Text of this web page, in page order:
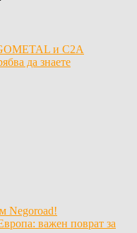
и C2A
да знаете
Negoroad!
важен поврат за